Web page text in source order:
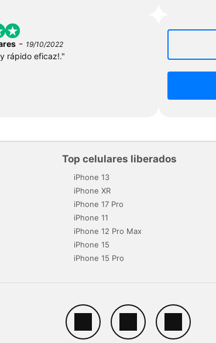
- 19/10/2022
rápido eficaz!."
Top celulares liberados
iPhone 13
iPhone XR
iPhone 17 Pro
iPhone 11
iPhone 12 Pro Max
iPhone 15
iPhone 15 Pro